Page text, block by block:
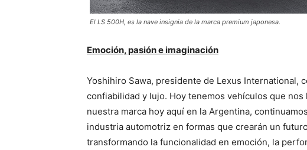
El LS 500H, es la nave insignia de la marca premium japonesa.
Emoción, pasión e imaginación
Yoshihiro Sawa, presidente de Lexus International,
confiabilidad y lujo. Hoy tenemos vehículos que nos
nuestra marca hoy aquí en la Argentina,
industria automotriz en formas que crearán un
transformando la funcionalidad en emoción, la